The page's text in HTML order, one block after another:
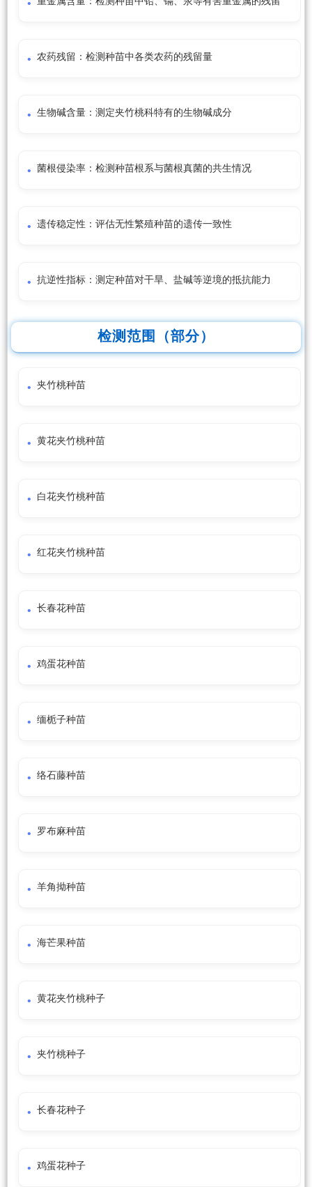
农药残留：检测种苗中各类农药的残留量
生物碱含量：测定夹竹桃科特有的生物碱成分
菌根侵染率：检测种苗根系与菌根真菌的共生情况
遗传稳定性：评估无性繁殖种苗的遗传一致性
抗逆性指标：测定种苗对干旱、盐碱等逆境的抵抗能力
检测范围（部分）
夹竹桃种苗
黄花夹竹桃种苗
白花夹竹桃种苗
红花夹竹桃种苗
长春花种苗
鸡蛋花种苗
缅栀子种苗
络石藤种苗
罗布麻种苗
羊角拗种苗
海芒果种苗
黄花夹竹桃种子
夹竹桃种子
长春花种子
鸡蛋花种子